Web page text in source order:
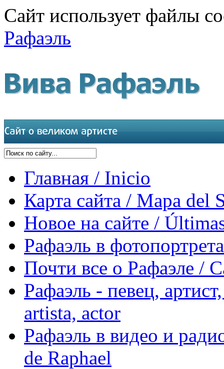
Сайт использует файлы
Рафаэль
Главная / Inicio
Карта сайта / Mapa del
Новое на сайте /
Рафаэль в
Почти все о Рафаэле /
Рафаэль - певец,
artista, actor
Рафаэль в видео и
de Raphael